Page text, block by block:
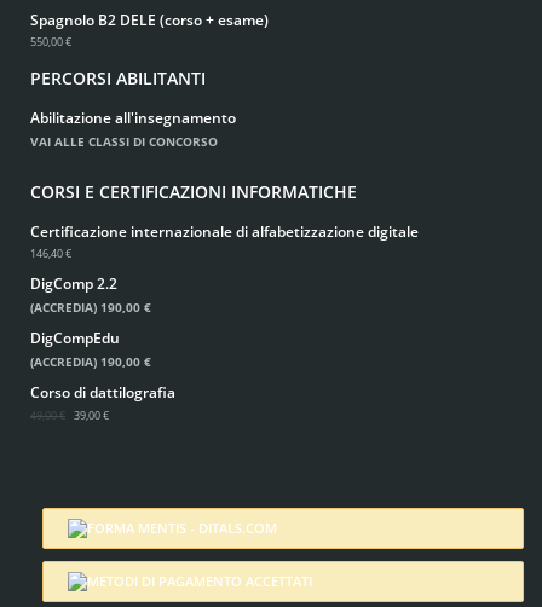
Spagnolo B2 DELE (corso + esame)
550,00 €
PERCORSI ABILITANTI
Abilitazione all'insegnamento
VAI ALLE CLASSI DI CONCORSO
CORSI E CERTIFICAZIONI INFORMATICHE
Certificazione internazionale di alfabetizzazione digitale
146,40 €
DigComp 2.2
(ACCREDIA) 190,00 €
DigCompEdu
(ACCREDIA) 190,00 €
Corso di dattilografia
49,00 € 39,00 €